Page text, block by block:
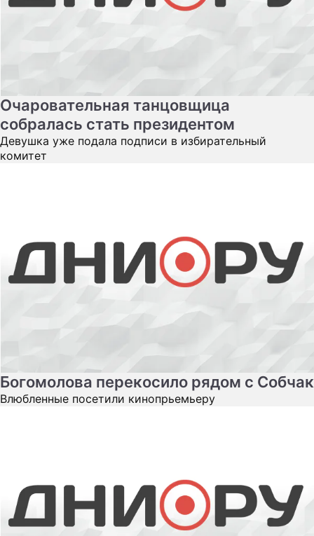
Очаровательная танцовщица
собралась стать президентом
Девушка уже подала подписи в избирательный
комитет
Богомолова перекосило рядом с Собчак
Влюбленные посетили кинопрьемьеру